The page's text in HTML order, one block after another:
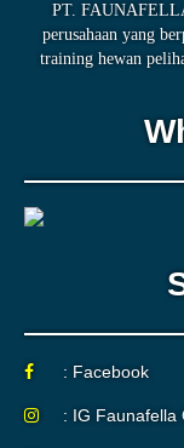
PT.
perusahaan yang
training hewan
: Facebook
: IG Faunafella